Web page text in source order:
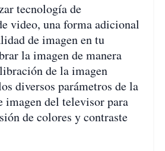
tecnología de
video, una forma adicional
de imagen en tu
la imagen de manera
de la imagen
diversos parámetros de la
imagen del televisor para
de colores y contraste